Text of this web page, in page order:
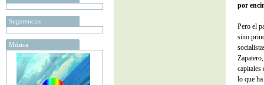
Sugerencias
Música
por
Pero el
sino
capitales
lo que